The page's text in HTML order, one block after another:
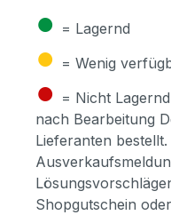
● = Lagernd
● = Wenig
● = Nicht
nach Bearbeitung
Lieferanten
Shopgutschein